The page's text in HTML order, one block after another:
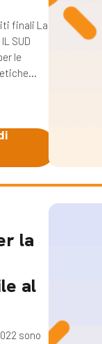
finali La
SUD
le
la
al
sono